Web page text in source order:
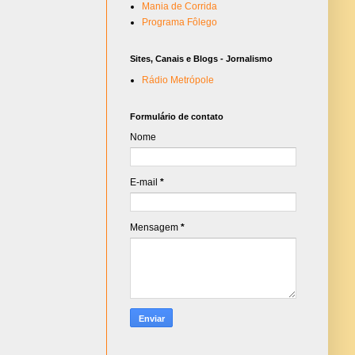
Mania de Corrida
Programa Fôlego
Sites, Canais e Blogs - Jornalismo
Rádio Metrópole
Formulário de contato
Nome
E-mail *
Mensagem *